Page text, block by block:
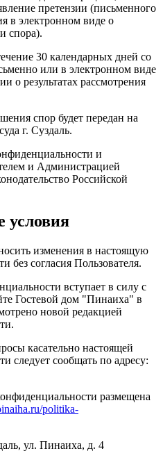
претензии (письменного
в электронном виде о
спора).
30 календарных дней со
или в электронном виде
о результатах рассмотрения
спор будет передан на
г. Суздаль.
и
и Администрацией
Российской
условия
изменения в настоящую
без согласия Пользователя.
вступает в силу с
Гостевой дом "Пинаиха" в
новой редакцией
касательно настоящей
следует сообщать по адресу:
размещена
politika-
ул. Пинаиха, д. 4